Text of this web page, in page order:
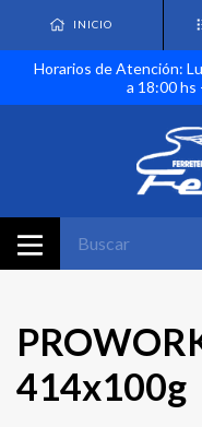
INICIO
Horarios de Atención:
a 18:00 hs
414x100g